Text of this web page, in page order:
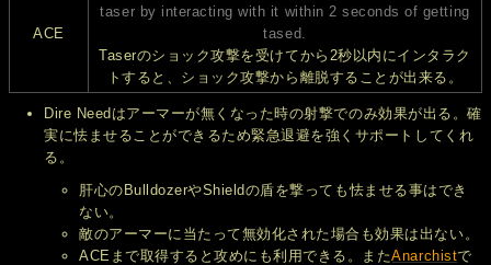
ACE
taser by interacting with it within 2 seconds of getting
tased.
Taserのショック攻撃を受けてから2秒以内にインタラク
トすると、ショック攻撃から離脱することが出来る。
Dire Needはアーマーが無くなった時の射撃でのみ効果が出る。確
実に怯ませることができるため緊急退避を強くサポートしてくれ
る。
肝心のBulldozerやShieldの盾を撃っても怯ませる事はでき
ない。
敵のアーマーに当たって無効化された場合も効果は出ない。
ACEまで取得すると攻めにも利用できる。またAnarchistで